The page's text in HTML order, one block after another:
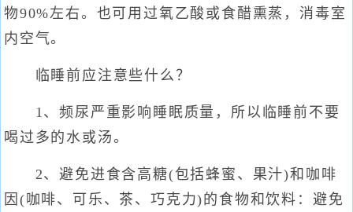
物90%左右。也可用过氧乙酸或食醋熏蒸，消毒室
内空气。
临睡前应注意些什么？
1、频尿严重影响睡眠质量，所以临睡前不要
喝过多的水或汤。
2、避免进食含高糖(包括蜂蜜、果汁)和咖啡
因(咖啡、可乐、茶、巧克力)的食物和饮料：避免